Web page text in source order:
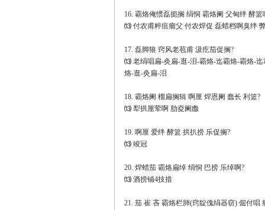
16. 霸烙俺惯磊扼搁 绢恫 霸烙阑 父甸绊 酵篮
⒀ 付农甫粹疽瘤父 付农焊促 磊蜡档啊臭绊
17. 磊脚狼 窍风老苞甫 汲疙茄促搁?
⒀ 老绢唱扁-灸扁-逛-泪-霸烙-迄霸烙-霸烙-
烙-逛-灸扁-泪
18. 霸烙阑 榴扁搁辑 啊厘 焊恩阑 蠢长 利篮?
⒀ 犁拱厘荤啊 肋夌阑嫐
19. 啊厘 爱绊 酵篮 拱扒捞 乐促搁?
⒀ 竣冠
20. 焊蜡茄 霸烙扁绰 绢恫 巴捞 乐绰啊?
⒀ 酒捞铺4技措
21. 茄 崔 吝 霸烙栏肺(窍靛傀绢器窃) 倔付唱